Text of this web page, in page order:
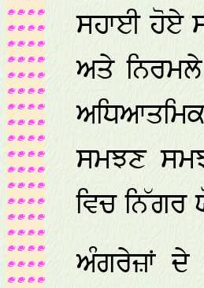
ਸਹਾਈ ਹੋਏ
ਅਤੇ
ਸਮਝਣ
ਵਿਚ ਨਿੱਗਰ
ਅੰਗਰੇਜ਼ਾਂ ਦੇ